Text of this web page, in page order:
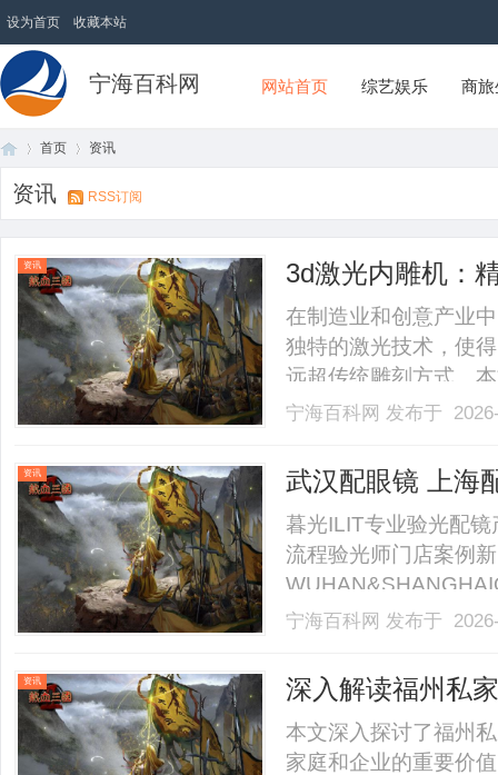
设为首页 收藏本站
宁海百科网 网站首页 综艺娱乐 商
首页 资讯
资讯 RSS订阅
资讯 3d激光内雕机：
在制造业和创意产业
独特的激光技术，使
远超传统雕刻方式。
势、应用领域和未来
术进行材料深度雕刻
宁海百科网 发布于
资讯 武汉配眼镜 上海
暮光ILIT专业验光配
流程验光师门店案例
业验光配镜的写字楼
40%-60%优惠，兼顾
宁海百科网 发布于
资讯
深入解读福州私
用价值
本文深入探讨了福州
家庭和企业的重要价